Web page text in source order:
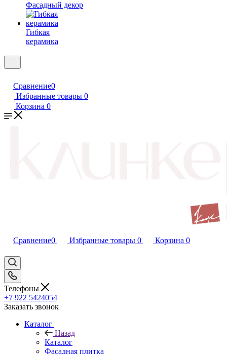
Фасадный декор
Гибкая
керамика
Сравнение0
Избранные товары 0
Корзина 0
Сравнение0 Избранные товары 0 Корзина 0
Телефоны
+7 922 5424054
Заказать звонок
Каталог
Назад
Каталог
Фасадная плитка